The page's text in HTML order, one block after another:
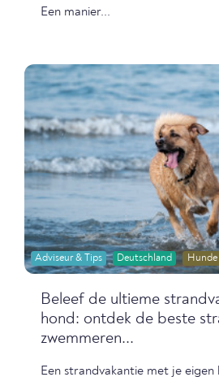
Een manier...
Adviseur & Tips Deutschland Hunde
Beleef de ultieme
hond: ontdek de beste
zwemmeren...
Een strandvakantie met je eigen